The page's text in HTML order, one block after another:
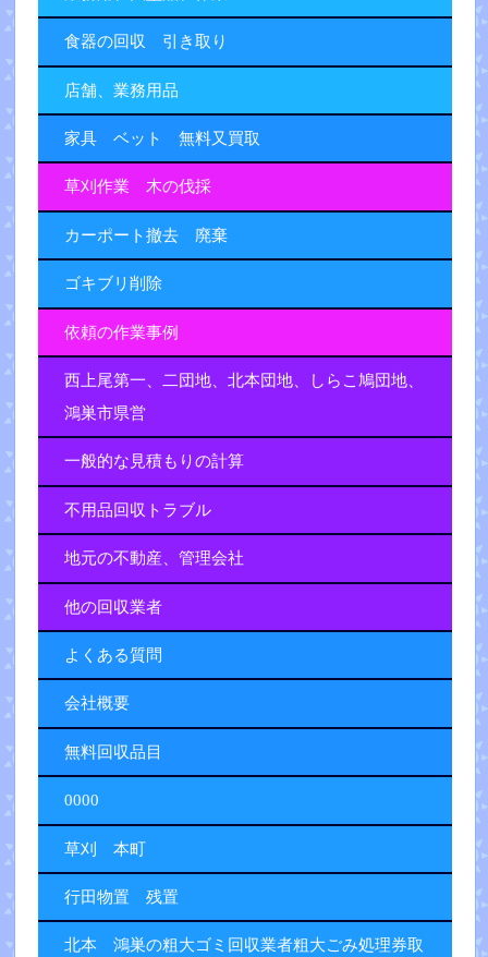
食器の回収 引き取り
店舗、業務用品
家具 ベット 無料又買取
草刈作業 木の伐採
カーポート撤去 廃棄
ゴキブリ削除
依頼の作業事例
西上尾第一、二団地、北本団地、しらこ鳩団地、
鴻巣市県営
一般的な見積もりの計算
不用品回収トラブル
地元の不動産、管理会社
他の回収業者
よくある質問
会社概要
無料回収品目
0000
草刈 本町
行田物置 残置
北本 鴻巣の粗大ゴミ回収業者粗大ごみ処理券取